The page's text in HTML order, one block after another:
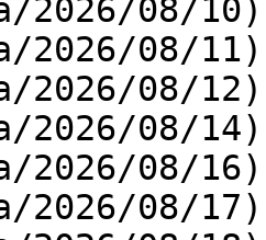
2026/08/
2026/08/
2026/08/
2026/08/
2026/08/
2026/08/